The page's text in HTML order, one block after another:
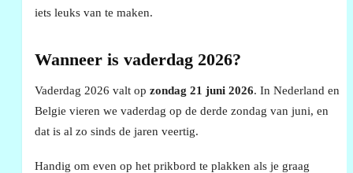
iets leuks van te maken.
Wanneer is vaderdag 2026?
Vaderdag 2026 valt op zondag 21 juni 2026. In Nederland en
Belgie vieren we vaderdag op de derde zondag van juni, en
dat is al zo sinds de jaren veertig.
Handig om even op het prikbord te plakken als je graag